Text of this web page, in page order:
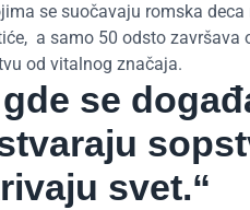
se suočavaju romska
a samo 50 odsto završava
od vitalnog značaja.
se
svet.“